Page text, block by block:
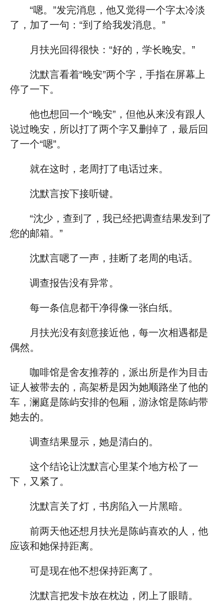
“嗯。”发完消息，他又觉得一个字太冷淡
了，加了一句：“到了给我发消息。”
月扶光回得很快：“好的，学长晚安。”
沈默言看着“晚安”两个字，手指在屏幕上
停了一下。
他也想回一个“晚安”，但他从来没有跟人
说过晚安，所以打了两个字又删掉了，最后回
了一个“嗯”。
就在这时，老周打了电话过来。
沈默言按下接听键。
“沈少，查到了，我已经把调查结果发到了
您的邮箱。”
沈默言嗯了一声，挂断了老周的电话。
调查报告没有异常。
每一条信息都干净得像一张白纸。
月扶光没有刻意接近他，每一次相遇都是
偶然。
咖啡馆是舍友推荐的，派出所是作为目击
证人被带去的，高架桥是因为她顺路坐了他的
车，澜庭是陈屿安排的包厢，游泳馆是陈屿带
她去的。
调查结果显示，她是清白的。
这个结论让沈默言心里某个地方松了一
下，又紧了。
沈默言关了灯，书房陷入一片黑暗。
前两天他还想月扶光是陈屿喜欢的人，他
应该和她保持距离。
可是现在他不想保持距离了。
沈默言把发卡放在枕边，闭上了眼睛。